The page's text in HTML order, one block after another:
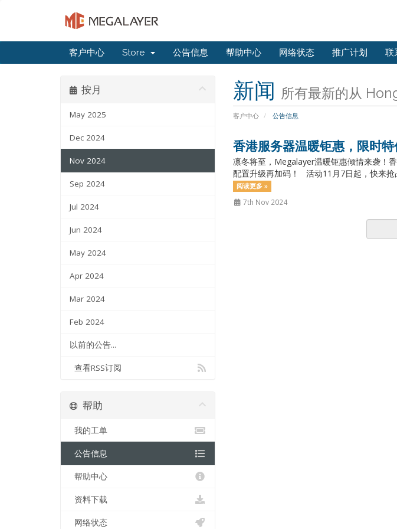
客户中心 Store 公告信息 帮助中心 网络状态 推广计划 联
新闻 所有最新的从
客户中心 公告信息
按月
May 2025
Dec 2024
Nov 2024
Sep 2024
Jul 2024
Jun 2024
May 2024
Apr 2024
Mar 2024
Feb 2024
以前的公告...
查看RSS订阅
香港服务器温暖钜惠，限时特
凛冬将至，Megalayer温暖钜惠倾情来袭！
配置升级再加码！ 活动11月7日起，快来
阅读更多 »
7th Nov 2024
帮助
我的工单
公告信息
帮助中心
资料下载
网络状态